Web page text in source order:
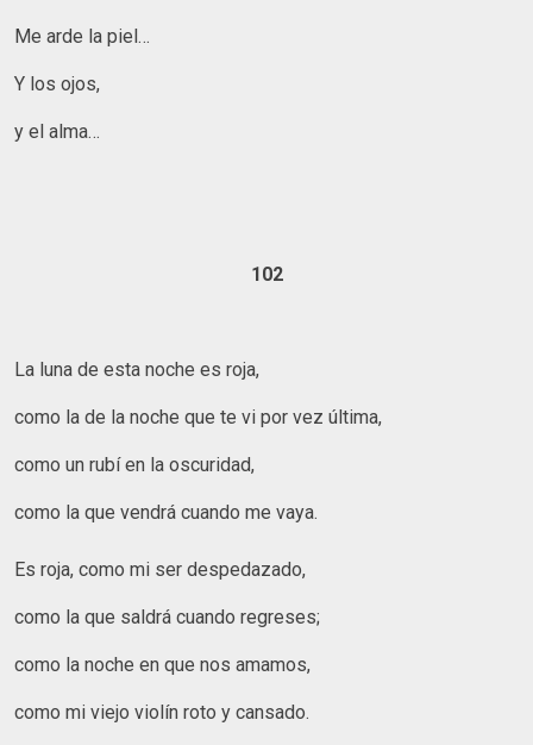
Me arde la piel…
Y los ojos,
y el alma…
102
La luna de esta noche es roja,
como la de la noche que te vi por vez última,
como un rubí en la oscuridad,
como la que vendrá cuando me vaya.
Es roja, como mi ser despedazado,
como la que saldrá cuando regreses;
como la noche en que nos amamos,
como mi viejo violín roto y cansado.